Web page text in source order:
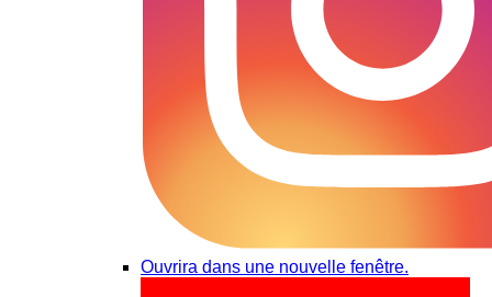
Ouvrira dans une nouvelle fenêtre.